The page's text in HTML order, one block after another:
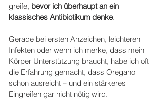
greife, bevor ich überhaupt an ein
klassisches Antibiotikum denke.
Gerade bei ersten Anzeichen, leichteren
Infekten oder wenn ich merke, dass mein
Körper Unterstützung braucht, habe ich oft
die Erfahrung gemacht, dass Oregano
schon ausreicht – und ein stärkeres
Eingreifen gar nicht nötig wird.